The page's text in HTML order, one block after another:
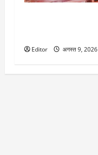
Editor अगस्त 9, 2026